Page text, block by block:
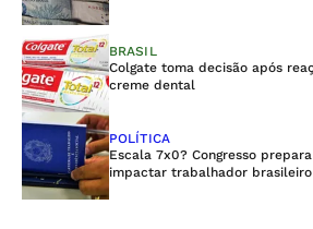
BRASIL
Colgate toma decisão após
creme dental
POLÍTICA
Escala 7x0? Congresso
impactar trabalhador brasileiro